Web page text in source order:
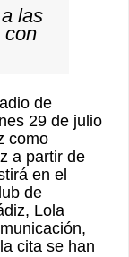
las
con
de
29 de julio
como
a partir de
en el
de
Lola
cita se han